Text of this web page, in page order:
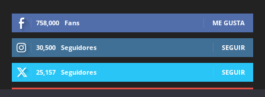
758,000 Fans ME GUSTA
30,500 Seguidores SEGUIR
25,157 Seguidores SEGUIR